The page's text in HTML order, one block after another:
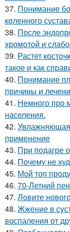
37. Понимание
коленного
38. После
хромотой и
39. Растет
такое и как
40. Понимание
причины и
41. Немного про
населения.
42. Увлажняющая
применение
43. При подагре
44. Почему не
45. Мой топ
46. 70-Летний
47. Ловите
48. Жжение в
воспаления от